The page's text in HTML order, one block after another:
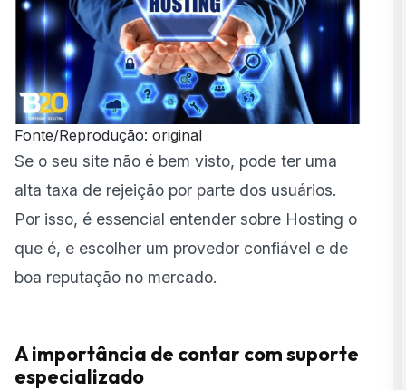
Fonte/Reprodução: original
Se o seu site não é bem visto, pode ter uma
alta taxa de rejeição por parte dos usuários.
Por isso, é essencial entender sobre Hosting o
que é, e escolher um provedor confiável e de
boa reputação no mercado.
A importância de contar com suporte
especializado